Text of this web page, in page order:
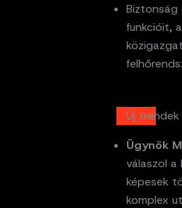
Biztonság
funkcióit,
Új
Ügynök
válaszol a
képesek
komplex